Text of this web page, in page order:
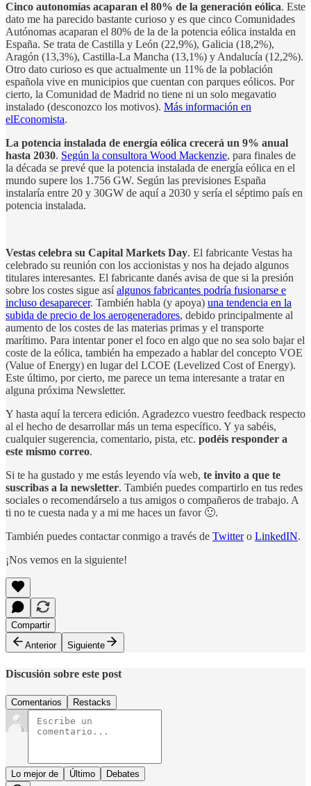
Cinco autonomías acaparan el 80% de la generación eólica. Este
dato me ha parecido bastante curioso y es que cinco Comunidades
Autónomas acaparan el 80% de la de la potencia eólica instalda en
España. Se trata de Castilla y León (22,9%), Galicia (18,2%),
Aragón (13,3%), Castilla-La Mancha (13,1%) y Andalucía (12,2%).
Otro dato curioso es que actualmente un 11% de la población
española vive en municipios que cuentan con parques eólicos. Por
cierto, la Comunidad de Madrid no tiene ni un solo megavatio
instalado (desconozco los motivos). Más información en
elEconomista.
La potencia instalada de energía eólica crecerá un 9% anual
hasta 2030. Según la consultora Wood Mackenzie, para finales de
la década se prevé que la potencia instalada de energía eólica en el
mundo supere los 1.756 GW. Según las previsiones España
instalaría entre 20 y 30GW de aquí a 2030 y sería el séptimo país en
potencia instalada.
Vestas celebra su Capital Markets Day. El fabricante Vestas ha
celebrado su reunión con los accionistas y nos ha dejado algunos
titulares interesantes. El fabricante danés avisa de que si la presión
sobre los costes sigue asíalgunos fabricantes podría fusionarse e
incluso desaparecer. También habla (y apoya) una tendencia en la
subida de precio de los aerogeneradores, debido principalmente al
aumento de los costes de las materias primas y el transporte
marítimo. Para intentar poner el foco en algo que no sea solo bajar el
coste de la eólica, también ha empezado a hablar del concepto VOE
(Value of Energy) en lugar del LCOE (Levelized Cost of Energy).
Este último, por cierto, me parece un tema interesante a tratar en
alguna próxima Newsletter.
Y hasta aquí la tercera edición. Agradezco vuestro feedback respecto
al el hecho de desarrollar más un tema específico. Y ya sabéis,
cualquier sugerencia, comentario, pista, etc. podéis responder a
este mismo correo.
Si te ha gustado y me estás leyendo vía web, te invito a que te
suscribas a la newsletter. También puedes compartirlo en tus redes
sociales o recomendárselo a tus amigos o compañeros de trabajo. A
ti no te cuesta nada y a mi me haces un favor 🙂.
También puedes contactar conmigo a través de Twittero LinkedIN.
¡Nos vemos en la siguiente!
Compartir
Anterior
Siguiente
Discusión sobre este post
Comentarios Restacks
Lo mejor de Último Debates